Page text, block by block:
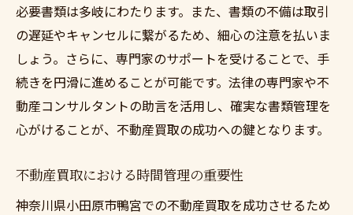
必要書類は多岐にわたります。また、書類の不備は取引
の遅延やキャンセルに繋がるため、細心の注意を払いま
しょう。さらに、専門家のサポートを受けることで、手
続きを円滑に進めることが可能です。法律の専門家や不
動産コンサルタントの助言を活用し、確実な書類管理を
心がけることが、不動産買取の成功への鍵となります。
不動産買取における時間管理の重要性
神奈川県小田原市鴨宮での不動産買取を成功させるため